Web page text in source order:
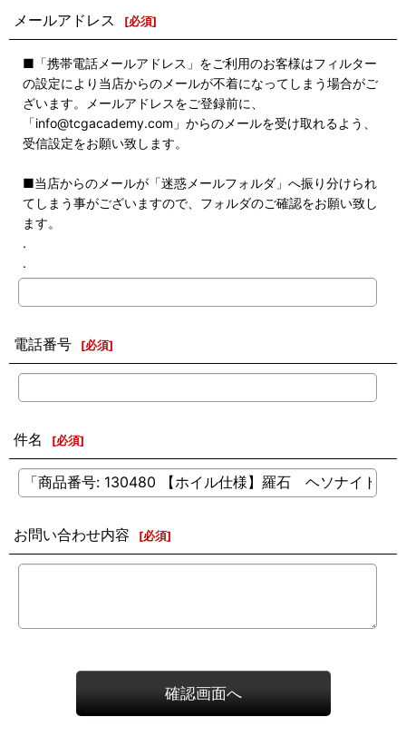
メールアドレス [必須]
■「携帯電話メールアドレス」をご利用のお客様はフィルター
の設定により当店からのメールが不着になってしまう場合がご
ざいます。メールアドレスをご登録前に、
「info@tcgacademy.com」からのメールを受け取れるよう、
受信設定をお願い致します。
■当店からのメールが「迷惑メールフォルダ」へ振り分けられ
てしまう事がございますので、フォルダのご確認をお願い致し
ます。
.
.
電話番号 [必須]
件名 [必須]
お問い合わせ内容 [必須]
確認画面へ